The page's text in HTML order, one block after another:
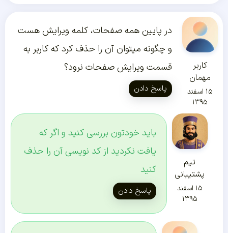
کاربر
مهمان
۱۵ اسفند
۱۳۹۵
در پایین همه صفحات، کلمه ویرایش هست
و چگونه میتوان آن را حذف کرد که کاربر به
قسمت ویرایش صفحات نرود؟
پاسخ دادن
تیم
پشتیبانی
۱۵ اسفند
۱۳۹۵
باید خودتون بررسی کنید و اگر که
یافت نکردید از کد نویسی آن را حذف
کنید
پاسخ دادن